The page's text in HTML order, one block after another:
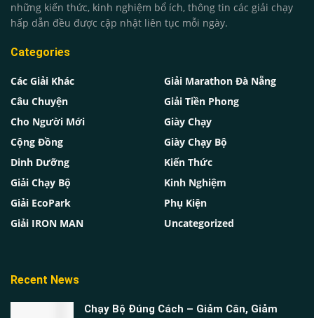
những kiến thức, kinh nghiệm bổ ích, thông tin các giải chạy
hấp dẫn đều được cập nhật liên tục mỗi ngày.
Categories
Các Giải Khác
Câu Chuyện
Cho Người Mới
Cộng Đồng
Dinh Dưỡng
Giải Chạy Bộ
Giải EcoPark
Giải IRON MAN
Giải Marathon Đà Nẵng
Giải Tiền Phong
Giày Chạy
Giày Chạy Bộ
Kiến Thức
Kinh Nghiệm
Phụ Kiện
Uncategorized
Recent News
Chạy Bộ Đúng Cách – Giảm Cân, Giảm